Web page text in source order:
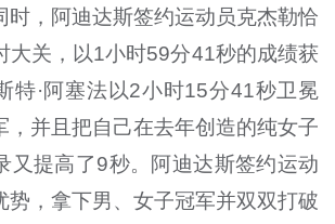
时，阿迪达斯签约运动员克杰勒恰
大关，以1小时59分41秒的成绩获
特·阿塞法以2小时15分41秒卫冕
，并且把自己在去年创造的纯女子
又提高了9秒。阿迪达斯签约运动
势，拿下男、女子冠军并双双打破